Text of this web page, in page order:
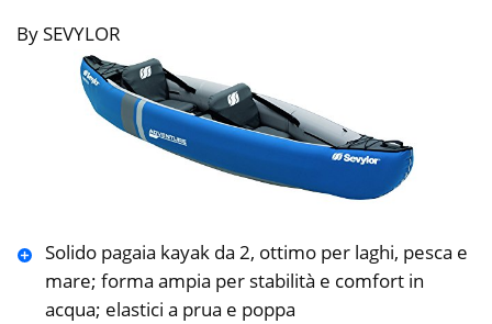
By SEVYLOR
Solido pagaia kayak da 2, ottimo per laghi, pesca e
mare; forma ampia per stabilità e comfort in
acqua; elastici a prua e poppa